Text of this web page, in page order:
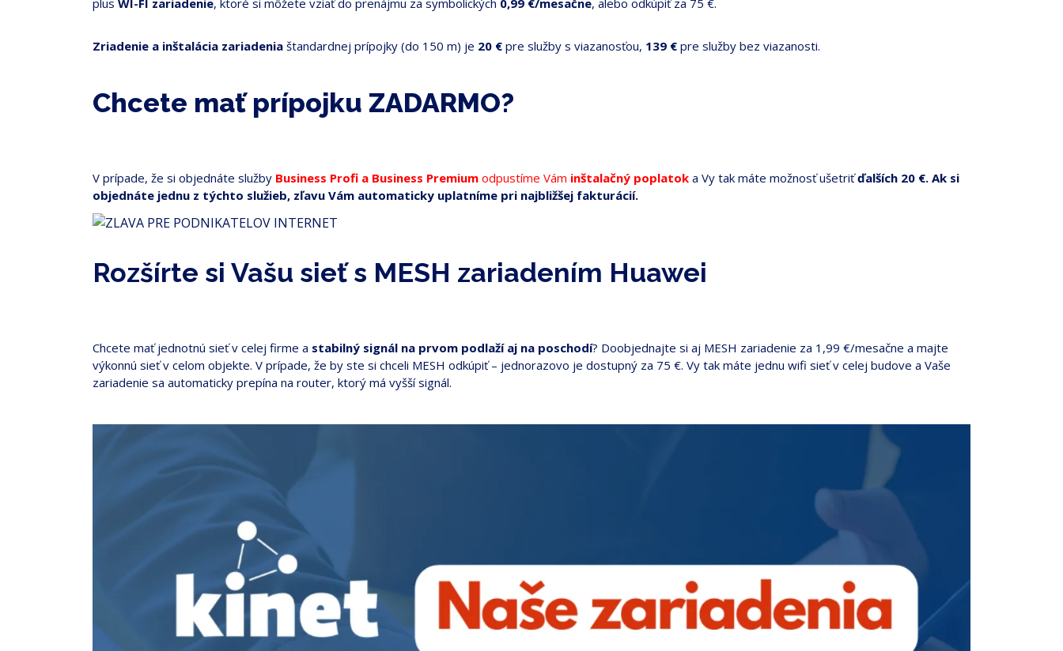
plus WI-FI zariadenie, ktoré si môžete vziať do prenájmu za symbolických 0,99 €/mesačne, alebo odkúpiť za 75 €.
Zriadenie a inštalácia zariadenia štandardnej prípojky (do 150 m) je 20 € pre služby s viazanosťou, 139 € pre služby bez viazanosti.
Chcete mať prípojku ZADARMO?
V prípade, že si objednáte služby Business Profi a Business Premium odpustíme Vám inštalačný poplatok a Vy tak máte možnosť ušetriťďalších 20 €. Ak si
objednáte jednu z týchto služieb, zľavu Vám automaticky uplatníme pri najbližšej fakturácií.
Rozšírte si Vašu sieť s MESH zariadením Huawei
Chcete mať jednotnú sieť v celej firme a stabilný signál na prvom podlaží aj na poschodí? Doobjednajte si aj MESH zariadenie za 1,99 €/mesačne a majte
výkonnú sieť v celom objekte. V prípade, že by ste si chceli MESH odkúpiť – jednorazovo je dostupný za 75 €. Vy tak máte jednu wifi sieť v celej budove a Vaše
zariadenie sa automaticky prepína na router, ktorý má vyšší signál.